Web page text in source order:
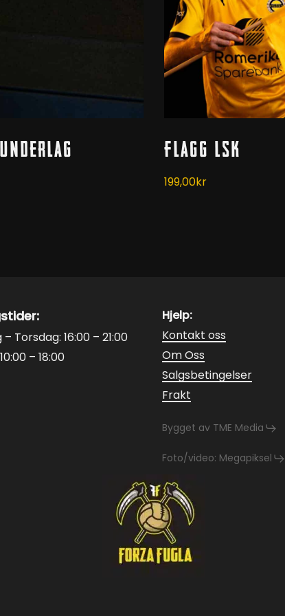
Flagg LSK
199,00kr
Torsdag: 16:00 – 21:00
– 18:00
Hjelp:
Kontakt oss
Om Oss
Salgsbetingelser
Frakt
Bygget av TME Media
Foto/video: Megapiksel